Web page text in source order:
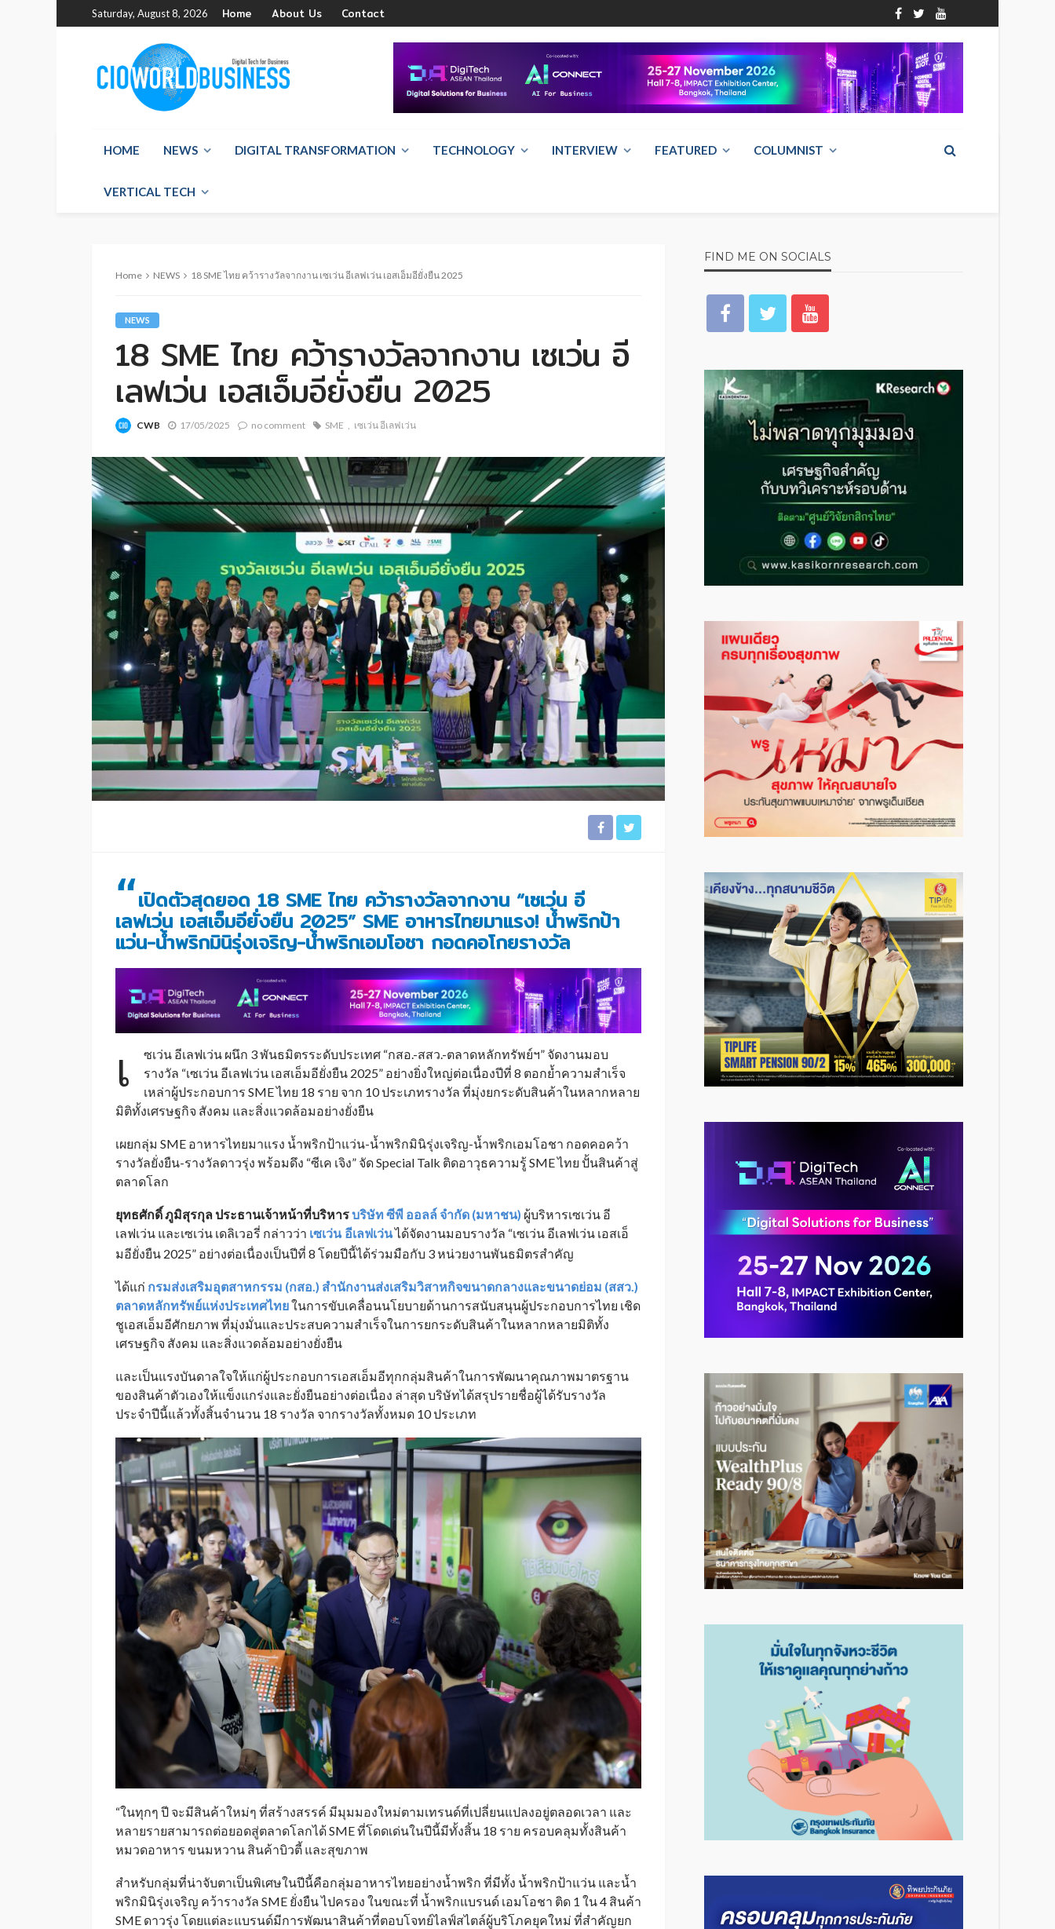
Saturday, August 8, 2026 Home About Us Contact
HOME NEWS DIGITAL TRANSFORMATION TECHNOLOGY INTERVIEW FEATURED COLUMNIST
VERTICAL TECH
Home NEWS 18 SME ไทย คว้ารางวัลจากงาน เซเว่น อีเลฟเว่น เอสเอ็มอียั่งยืน 2025
NEWS
18 SME ไทย คว้ารางวัลจากงาน เซเว่น อี
เลฟเว่น เอสเอ็มอียั่งยืน 2025
CWB 17/05/2025 no comment SME เซเว่น อีเลฟเว่น
“เปิดตัวสุดยอด 18 SME ไทย คว้ารางวัลจากงาน “เซเว่น อี
เลฟเว่น เอสเอ็มอียั่งยืน 2025” SME อาหารไทยมาแรง! น้ำพริกป้า
แว่น-น้ำพริกมินิรุ่งเจริญ-น้ำพริกเอมโอชา กอดคอโกยรางวัล
เ
ซเว่น อีเลฟเว่น ผนึก 3 พันธมิตรระดับประเทศ “กสอ.-สสว.-ตลาดหลักทรัพย์ฯ” จัดงานมอบ
รางวัล “เซเว่น อีเลฟเว่น เอสเอ็มอียั่งยืน 2025” อย่างยิ่งใหญ่ต่อเนื่องปีที่ 8 ตอกย้ำความสำเร็จ
เหล่าผู้ประกอบการ SME ไทย 18 ราย จาก 10 ประเภทรางวัล ที่มุ่งยกระดับสินค้าในหลากหลาย
มิติทั้งเศรษฐกิจ สังคม และสิ่งแวดล้อมอย่างยั่งยืน
เผยกลุ่ม SME อาหารไทยมาแรง น้ำพริกป้าแว่น-น้ำพริกมินิรุ่งเจริญ-น้ำพริกเอมโอชา กอดคอคว้า
รางวัลยั่งยืน-รางวัลดาวรุ่ง พร้อมดึง “ซีเค เจิง” จัด Special Talk ติดอาวุธความรู้ SME ไทย ปั้นสินค้าสู่
ตลาดโลก
ยุทธศักดิ์ ภูมิสุรกุล ประธานเจ้าหน้าที่บริหารบริษัท ซีพี ออลล์ จำกัด (มหาชน) ผู้บริหารเซเว่น อี
เลฟเว่น และเซเว่น เดลิเวอรี่ กล่าวว่า เซเว่น_ อีเลฟเว่นได้จัดงานมอบรางวัล “เซเว่น อีเลฟเว่น เอสเอ็
มอียั่งยืน 2025” อย่างต่อเนื่องเป็นปีที่ 8 โดยปีนี้ได้ร่วมมือกับ 3 หน่วยงานพันธมิตรสำคัญ
ได้แก่ กรมส่งเสริมอุตสาหกรรม (กสอ.) สำนักงานส่งเสริมวิสาหกิจขนาดกลางและขนาดย่อม (สสว.)
ตลาดหลักทรัพย์แห่งประเทศไทยในการขับเคลื่อนนโยบายด้านการสนับสนุนผู้ประกอบการไทย เชิด
ชูเอสเอ็มอีศักยภาพ ที่มุ่งมั่นและประสบความสำเร็จในการยกระดับสินค้าในหลากหลายมิติทั้ง
เศรษฐกิจ สังคม และสิ่งแวดล้อมอย่างยั่งยืน
และเป็นแรงบันดาลใจให้แก่ผู้ประกอบการเอสเอ็มอีทุกกลุ่มสินค้าในการพัฒนาคุณภาพมาตรฐาน
ของสินค้าตัวเองให้แข็งแกร่งและยั่งยืนอย่างต่อเนื่อง ล่าสุด บริษัทได้สรุปรายชื่อผู้ได้รับรางวัล
ประจำปีนี้แล้วทั้งสิ้นจำนวน 18 รางวัล จากรางวัลทั้งหมด 10 ประเภท
“ในทุกๆ ปี จะมีสินค้าใหม่ๆ ที่สร้างสรรค์ มีมุมมองใหม่ตามเทรนด์ที่เปลี่ยนแปลงอยู่ตลอดเวลา และ
หลายรายสามารถต่อยอดสู่ตลาดโลกได้ SME ที่โดดเด่นในปีนี้มีทั้งสิ้น 18 ราย ครอบคลุมทั้งสินค้า
หมวดอาหาร ขนมหวาน สินค้าบิวตี้ และสุขภาพ
สำหรับกลุ่มที่น่าจับตาเป็นพิเศษในปีนี้คือกลุ่มอาหารไทยอย่างน้ำพริก ที่มีทั้ง น้ำพริกป้าแว่น และน้ำ
พริกมินิรุ่งเจริญ คว้ารางวัล SME ยั่งยืน ไปครอง ในขณะที่ น้ำพริกแบรนด์ เอมโอชา ติด 1 ใน 4 สินค้า
SME ดาวรุ่ง โดยแต่ละแบรนด์มีการพัฒนาสินค้าที่ตอบโจทย์ไลฟ์สไตล์ผู้บริโภคยุคใหม่ ที่สำคัญยก
FIND ME ON SOCIALS